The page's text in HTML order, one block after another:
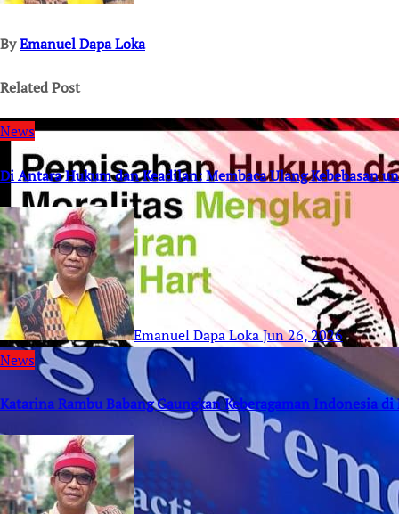
ByEmanuel Dapa Loka
Related Post
News
Di Antara Hukum dan Keadilan: Membaca Ulang Kebebasan
Emanuel Dapa LokaJun 26, 2026
News
Katarina Rambu Babang Gaungkan Keberagaman Indonesia